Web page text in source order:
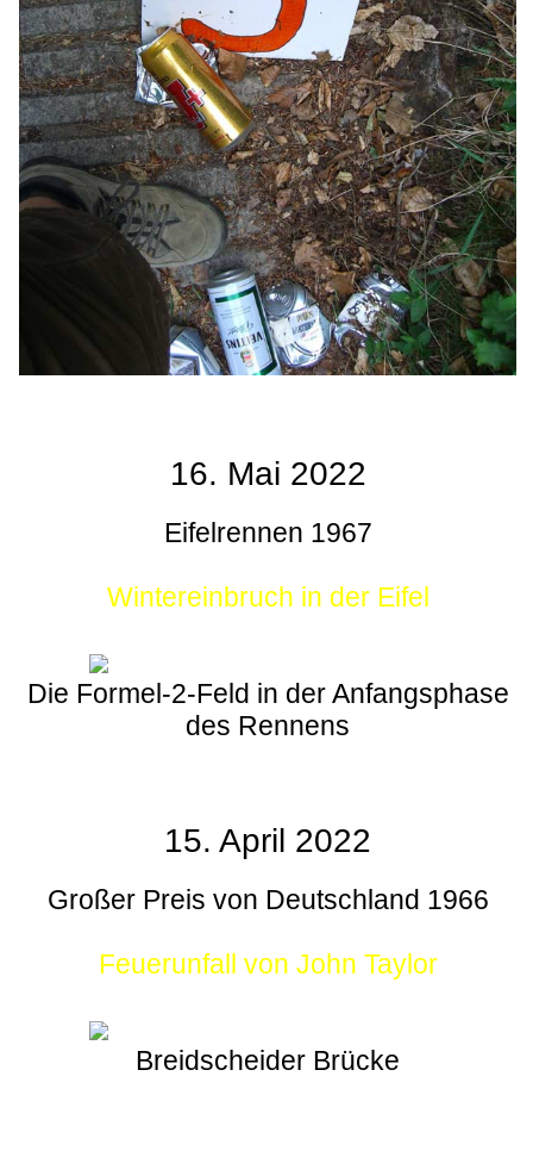
16. Mai 2022
Eifelrennen 1967
Wintereinbruch in der Eifel
Die Formel-2-Feld in der Anfangsphase
des Rennens
15. April 2022
Großer Preis von Deutschland 1966
Feuerunfall von John Taylor
Breidscheider Brücke